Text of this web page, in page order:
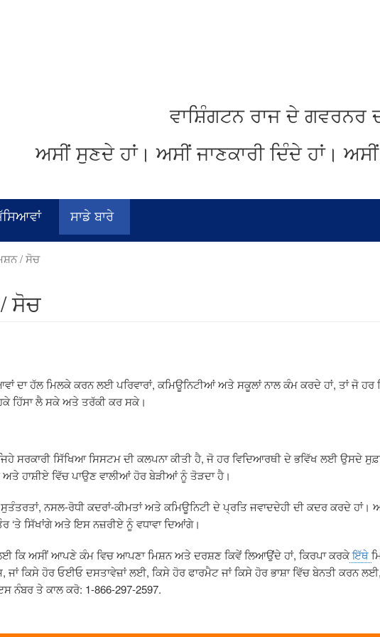
ਵਾਸ਼ਿੰਗਟਨ ਰਾਜ ਦੇ ਗਵਰਨਰ
ਅਸੀਂ ਸੁਣਦੇ ਹਾਂ। ਅਸੀਂ ਜਾਣਕਾਰੀ ਦਿੰਦੇ ਹਾਂ। ਅਸੀਂ
ਸਾਡੇ ਬਾਰੇ
/ ਸੋਚ
ਸੋਚ
ਦਾ ਹੱਲ ਮਿਲਕੇ ਕਰਨ ਲਈ ਪਰਿਵਾਰਾਂ, ਕਮਿਊਨਿਟੀਆਂ ਅਤੇ ਸਕੂਲਾਂ ਨਾਲ ਕੰਮ ਕਰਦੇ ਹਾਂ, ਤਾਂ ਜੋ ਹਰ
ਹਿੱਸਾ ਲੈ ਸਕੇ ਅਤੇ ਤਰੱਕੀ ਕਰ ਸਕੇ।
ਸਰਕਾਰੀ ਸਿੱਖਿਆ ਸਿਸਟਮ ਦੀ ਕਲਪਨਾ ਕੀਤੀ ਹੈ, ਜੋ ਹਰ ਵਿਦਿਆਰਥੀ ਦੇ ਭਵਿੱਖ ਲਈ ਉਸਦੇ
ਅਤੇ ਹਾਸ਼ੀਏ ਵਿੱਚ ਪਾਉਣ ਵਾਲੀਆਂ ਹੋਰ ਬੇੜੀਆਂ ਨੂੰ ਤੋੜਦਾ ਹੈ।
,ਨਸਲ-ਰੋਧੀ ਕਦਰਾਂ-ਕੀਮਤਾਂ ਅਤੇ ਕਮਿਊਨਿਟੀ ਦੇ ਪ੍ਰਤਿ ਜਵਾਦਦੇਹੀ ਦੀ ਕਦਰ ਕਰਦੇ ਹਾਂ।
‘ਤੇ ਸਿੱਖਾਂਗੇ ਅਤੇ ਇਸ ਨਜ਼ਰੀਏ ਨੂੰ ਵਧਾਵਾ ਦਿਆਂਗੇ।
ਕਿ ਅਸੀਂ ਆਪਣੇ ਕੰਮ ਵਿਚ ਆਪਣਾ ਮਿਸ਼ਨ ਅਤੇ ਦਰਸ਼ਣ ਕਿਵੇਂ ਲਿਆਉਂਦੇ ਹਾਂ, ਕਿਰਪਾ ਕਰਕੇਇੱਥੇ
ਜਾਂ ਕਿਸੇ ਹੋਰ ਓਈਓ ਦਸਤਾਵੇਜ਼ਾਂ ਲਈ, ਕਿਸੇ ਹੋਰ ਫਾਰਮੈਟ ਜਾਂ ਕਿਸੇ ਹੋਰ ਭਾਸ਼ਾ ਵਿੱਚ ਬੇਨਤੀ ਕਰਨ
ਨੰਬਰ ਤੇ ਕਾਲ ਕਰੋ: 1-866-297-2597.